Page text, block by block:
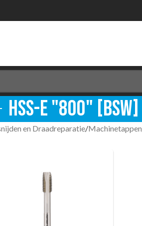
HSS-E "800" [BSW]
en Draadreparatie/Machinetappen